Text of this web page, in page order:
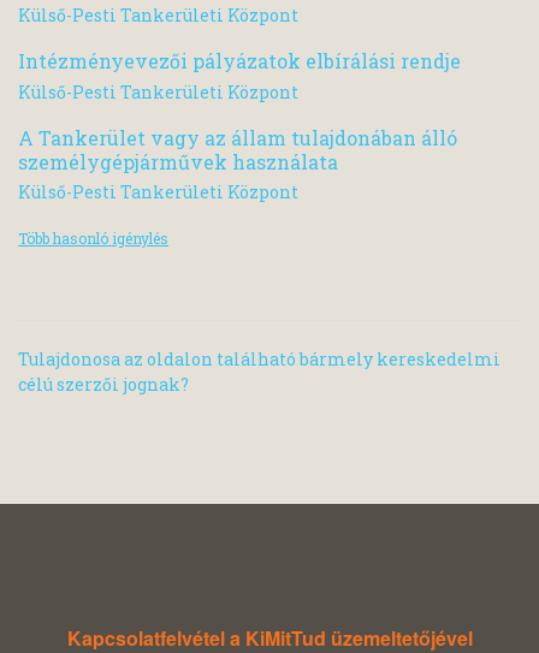
Külső-Pesti Tankerületi Központ
Intézményevezői pályázatok elbírálási rendje
Külső-Pesti Tankerületi Központ
A Tankerület vagy az állam tulajdonában álló
személygépjárművek használata
Külső-Pesti Tankerületi Központ
Több hasonló igénylés
Tulajdonosa az oldalon található bármely kereskedelmi
célú szerzői jognak?
Kapcsolatfelvétel a KiMitTud üzemeltetőjével